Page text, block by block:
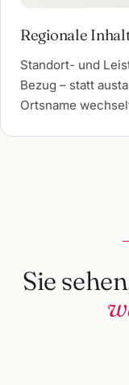
Regionale
Standort- und
Bezug – statt
Ortsname
Sie